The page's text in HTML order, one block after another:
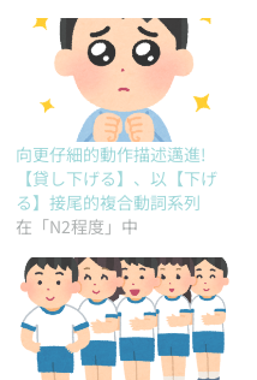
向更仔細的動作描述邁進!
【貸し下げる】、以【下げ
る】接尾的複合動詞系列
在「N2程度」中